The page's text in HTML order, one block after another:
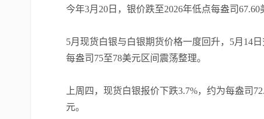
今年3月20日，银价跌至2026年低点每盎司
5月现货白银与白银期货价格一度回升，5月14
每盎司75至78美元区间震荡整理。
上周四，现货白银报价下跌3.7%，约为每盎司
元。